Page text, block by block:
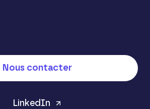
Nous contacter
LinkedIn